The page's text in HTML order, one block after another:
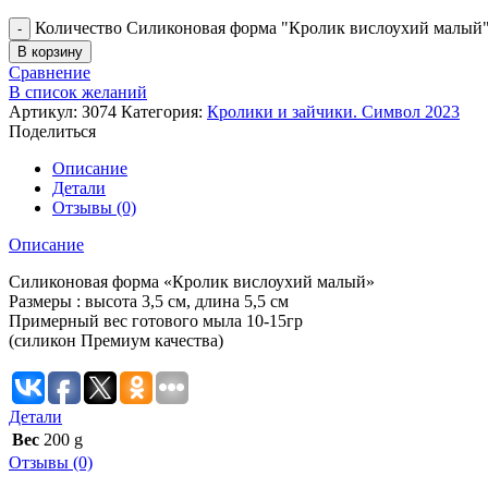
Количество Силиконовая форма "Кролик вислоухий
В корзину
Сравнение
В список желаний
Артикул: З074 Категория: Кролики и зайчики. Символ 2023
Поделиться
Описание
Детали
Отзывы (0)
Описание
Силиконовая форма «Кролик вислоухий малый»
Размеры : высота 3,5 см, длина 5,5 см
Примерный вес готового мыла 10-15гр
(силикон Премиум качества)
Детали
Вес 200 g
Отзывы (0)